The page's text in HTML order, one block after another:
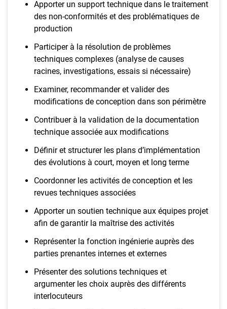
Apporter un support technique dans le traitement
des non-conformités et des problématiques de
production
Participer à la résolution de problèmes
techniques complexes (analyse de causes
racines, investigations, essais si nécessaire)
Examiner, recommander et valider des
modifications de conception dans son périmètre
Contribuer à la validation de la documentation
technique associée aux modifications
Définir et structurer les plans d’implémentation
des évolutions à court, moyen et long terme
Coordonner les activités de conception et les
revues techniques associées
Apporter un soutien technique aux équipes projet
afin de garantir la maîtrise des activités
Représenter la fonction ingénierie auprès des
parties prenantes internes et externes
Présenter des solutions techniques et
argumenter les choix auprès des différents
interlocuteurs